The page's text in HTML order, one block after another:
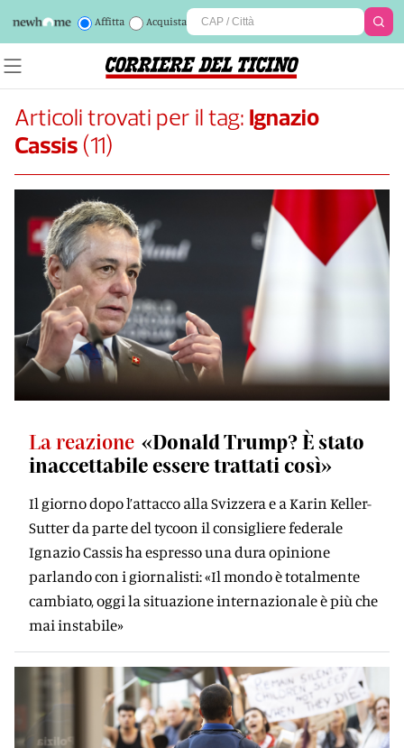
Affitta Acquista
Articoli trovati per il tag: Ignazio
Cassis(11)
La reazione «Donald Trump? È stato
inaccettabile essere trattati così»
Il giorno dopo l’attacco alla Svizzera e a Karin Keller-
Sutter da parte del tycoon il consigliere federale
Ignazio Cassis ha espresso una dura opinione
parlando con i giornalisti: «Il mondo è totalmente
cambiato, oggi la situazione internazionale è più che
mai instabile»